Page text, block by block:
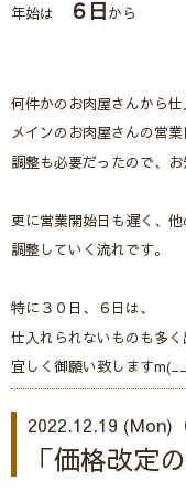
年始は
６日から
何件かのお肉屋さんから仕
メインのお肉屋さんの営業
調整も必要だったので、
更に営業開始日も遅く、
調整していく流れです。
特に３０日、６日は、
仕入れられないものも多く
宜しく御願い致します
2022.12.19 (Mon)
「価格改定